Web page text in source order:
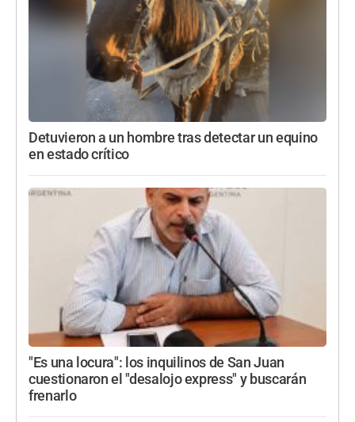
Detuvieron a un hombre tras detectar un equino
en estado crítico
"Es una locura": los inquilinos de San Juan
cuestionaron el "desalojo express" y buscarán
frenarlo